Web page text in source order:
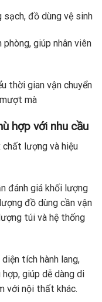
đồ dùng vệ sinh
giúp nhân viên
thời gian vận chuyển
mà
hợp với nhu cầu
lượng và hiệu
đánh giá khối lượng
đồ dùng cần vận
túi và hệ thống
tích hành lang,
giúp dễ dàng di
với nội thất khác.